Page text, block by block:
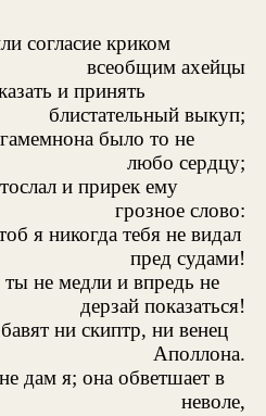
согласие криком
всеобщим ахейцы
и принять
блистательный выкуп;
было то не
любо сердцу;
и прирек ему
грозное слово:
я никогда тебя не видал
пред судами!
ты не медли и впредь не
дерзай показаться!
ни скиптр, ни венец
Аполлона.
дам я; она обветшает в
неволе,